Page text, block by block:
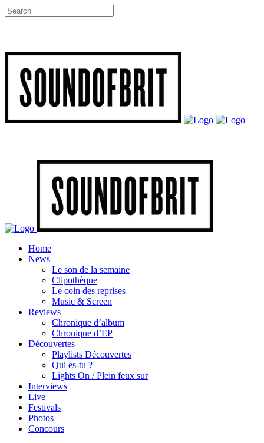
Home
News
Le son de la semaine
Clipothèque
Le coin des reprises
Music & Screen
Reviews
Chronique d’album
Chronique d’EP
Découvertes
Playlists Découvertes
Qui es-tu ?
Lights On / Plein feux sur
Interviews
Live
Festivals
Photos
Concours